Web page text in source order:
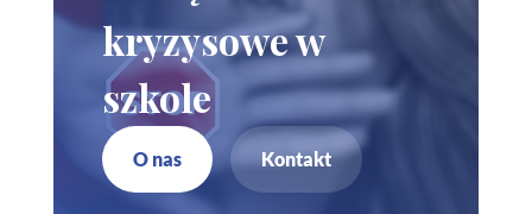
kryzysowe w
szkole
O nas Kontakt